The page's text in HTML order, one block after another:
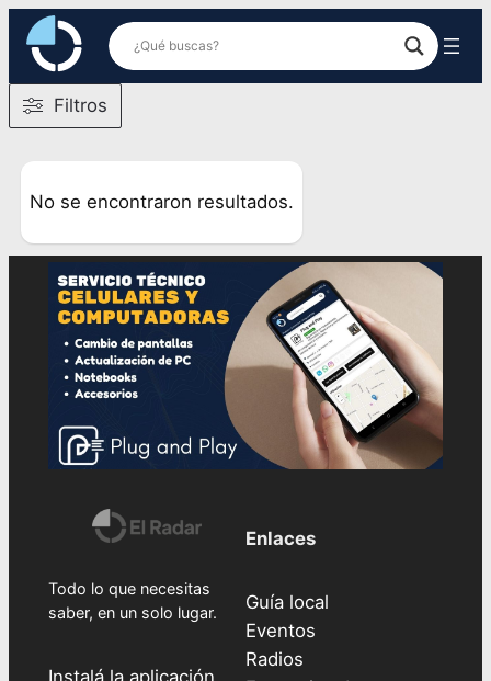
Saltar
contenido
Filtros
No se encontraron resultados.
Todo lo que necesitas
saber, en un solo lugar.
Instalá la aplicación
Enlaces
Guía local
Eventos
Radios